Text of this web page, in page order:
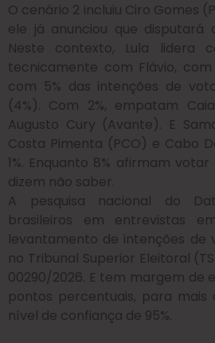
O cenário 2 incluiu Ciro Gomes
ele já anunciou que disputará
Neste contexto, Lula lidera
tecnicamente com Flávio,
com 5% das intenções de
(4%). Com 2%, empatam
Augusto Cury (Avante). E
Costa Pimenta (PCO) e Cabo
1%. Enquanto 8% afirmam
dizem não saber.
A pesquisa nacional do
brasileiros em entrevistas
levantamento de intenções de
no Tribunal Superior Eleitoral
00290/2026. E tem margem de
pontos percentuais, para mais
nível de confiança de 95%.